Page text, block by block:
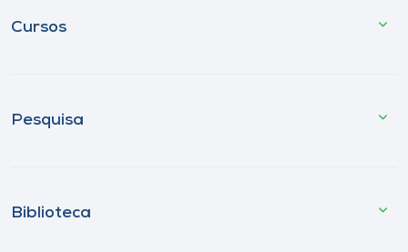
Cursos
Pesquisa
Biblioteca